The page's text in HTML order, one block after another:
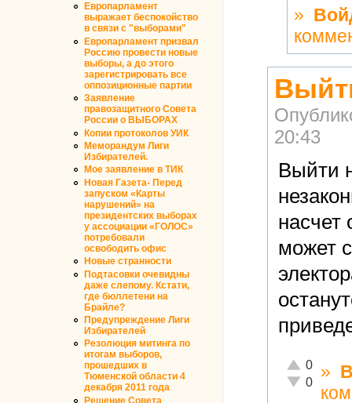
Европарламент
выражает беспокойство
в связи с "выборами"
Европарламент призвал
Россию провести новые
выборы, а до этого
зарегистрировать все
оппозиционные партии
Заявление
правозащитного Совета
России о ВЫБОРАХ
Копии протоколов УИК
Меморандум Лиги
Избирателей.
Мое заявление в ТИК
Новая Газета- Перед
запуском «Карты
нарушений» на
президентских выборах
у ассоциации «ГОЛОС»
потребовали
освободить офис
Новые странности
Подтасовки очевидны
даже слепому. Кстати,
где бюллетени на
Брайле?
Предупреждение Лиги
Избирателей
Резолюция митинга по
итогам выборов,
прошедших в
Тюменской области 4
декабря 2011 года
Решение Совета
»
20:43
Выйти
насчет
может
Отлично!
0
0
»